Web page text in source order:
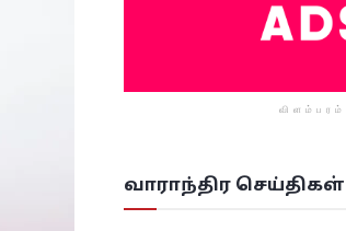
விளம்பரம்
வாராந்திர செய்திகள்